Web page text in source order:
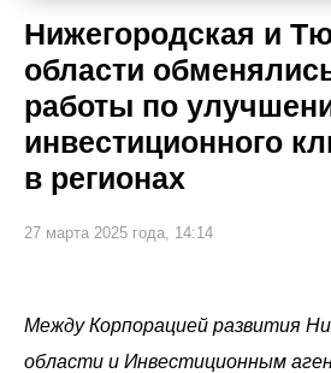
Нижегородская и
области
работы по
инвестиционного
в регионах
27 марта 2025 года, 14:14
Между Корпорацией развития
области и Инвестиционным